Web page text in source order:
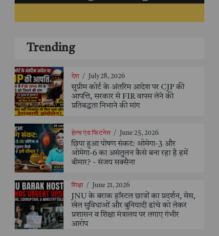
Trending
देश / July 28, 2026
सुप्रीम कोर्ट के अंतरिम आदेश पर CJP की
आपत्ति, सरकार से FIR वापस लेने की
प्रतिबद्धता निभाने की मांग
हेल्थ एंड फिटनेस / June 25, 2026
छिपा हुआ पोषण संकट: ओमेगा-3 और
ओमेगा-6 का असंतुलन कैसे बना रहा है हमें
बीमार? - संजय सक्सैना
शिक्षा / June 21, 2026
JNU के बराक हॉस्टल छात्रों का प्रदर्शन, मेस,
खेल सुविधाओं और बुनियादी ढांचे को लेकर
प्रशासन व शिक्षा मंत्रालय पर लगाए गंभीर
आरोप